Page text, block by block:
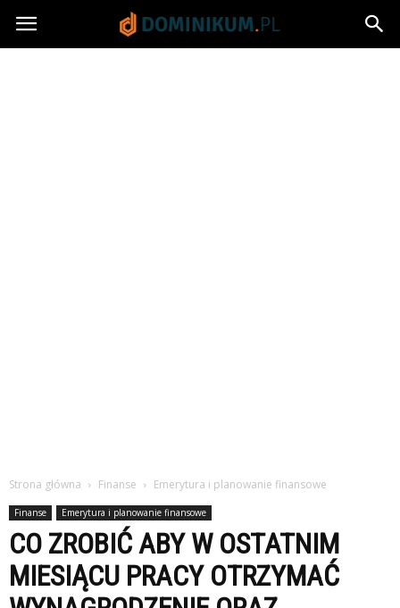
Dominikum.pl
Strona główna Finanse Emerytura i planowanie finansowe
Finanse Emerytura i planowanie finansowe
CO ZROBIĆ ABY W OSTATNIM
MIESIĄCU PRACY OTRZYMAĆ